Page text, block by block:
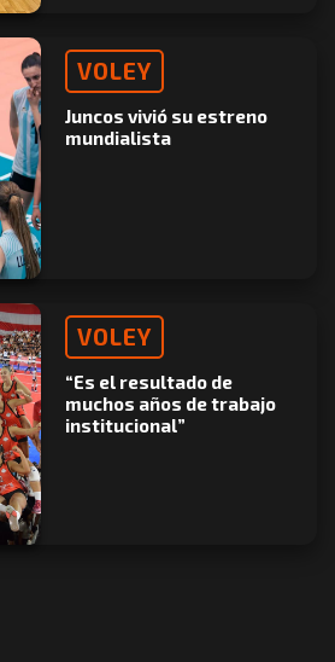
VOLEY
Juncos vivió su estreno
mundialista
VOLEY
“Es el resultado de
muchos años de trabajo
institucional”